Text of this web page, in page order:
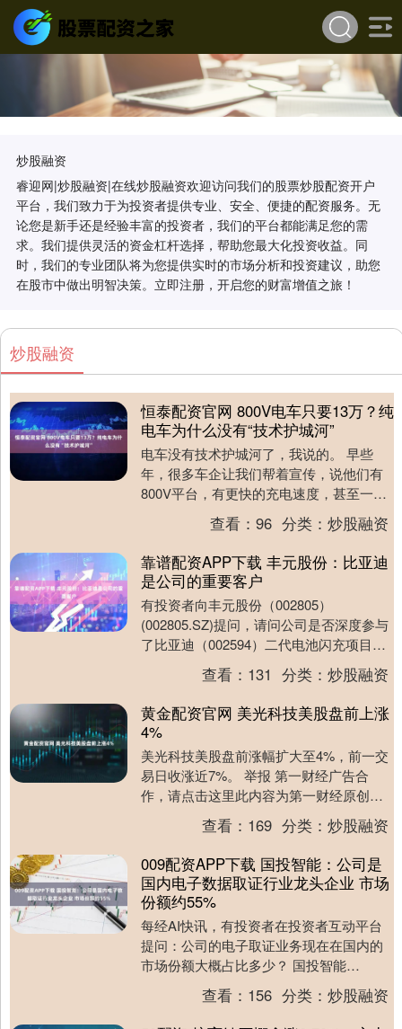
炒股融资
睿迎网|炒股融资|在线炒股融资欢迎访问我们的股票炒股配资开户
平台，我们致力于为投资者提供专业、安全、便捷的配资服务。无
论您是新手还是经验丰富的投资者，我们的平台都能满足您的需
求。我们提供灵活的资金杠杆选择，帮助您最大化投资收益。同
时，我们的专业团队将为您提供实时的市场分析和投资建议，助您
在股市中做出明智决策。立即注册，开启您的财富增值之旅！
炒股融资
恒泰配资官网 800V电车只要13万？纯
电车为什么没有“技术护城河”
电车没有技术护城河了，我说的。 早些
年，很多车企让我们帮着宣传，说他们有
800V平台，有更快的充电速度，甚至一些
企业拼的很细，说自己是“全域800V”。 不
查看：96 分类：炒股融资
靠谱配资APP下载 丰元股份：比亚迪
是公司的重要客户
有投资者向丰元股份（002805）
(002805.SZ)提问，请问公司是否深度参与
了比亚迪（002594）二代电池闪充项目？
如果参于了是否有新的专利技术在里
查看： 131 分类：炒股融资
黄金配资官网 美光科技美股盘前上涨
4%
美光科技美股盘前涨幅扩大至4%，前一交
易日收涨近7%。 举报 第一财经广告合
作，请点击这里此内容为第一财经原创，
著作权归第一财经所有。未经第一财经书
面授权，不得....
查看： 169 分类：炒股融资
009配资APP下载 国投智能：公司是
国内电子数据取证行业龙头企业 市场
份额约55%
每经AI快讯，有投资者在投资者互动平台
提问：公司的电子取证业务现在在国内的
市场份额大概占比多少？ 国投智能
（300188.SZ）11月14日在投资者互动平
查看： 156 分类：炒股融资